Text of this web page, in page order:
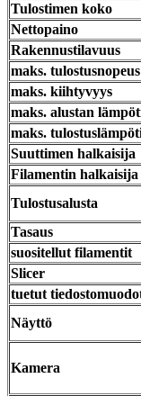
Tulostimen koko
Nettopaino
Rakennustilavuus
maks. tulostusnopeus
maks. kiihtyvyys
maks. alustan
maks.
Suuttimen halkaisija
Filamentin halkaisija
Tulostusalusta
Tasaus
suositellut filamentit
Slicer
tuetut
Näyttö
Kamera